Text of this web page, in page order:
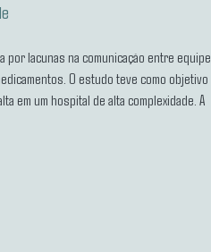
por lacunas na comunicação entre equipe
O estudo teve como objetivo
em um hospital de alta complexidade. A